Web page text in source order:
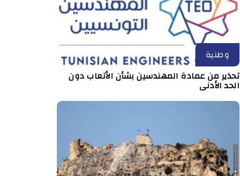
وطنية
تحذير من عمادة المهندسين بشأن الأتعاب دون
الحد الأدنى